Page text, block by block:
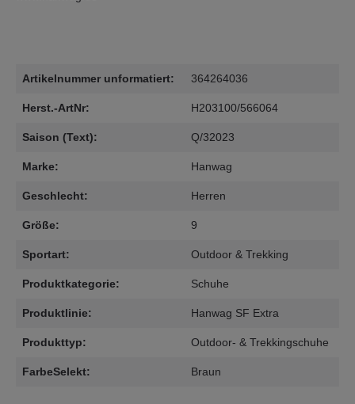
Artikelnummer unformatiert: 364264036
Herst.-ArtNr: H203100/566064
Saison (Text): Q/32023
Marke: Hanwag
Geschlecht: Herren
Größe: 9
Sportart: Outdoor & Trekking
Produktkategorie: Schuhe
Produktlinie: Hanwag SF Extra
Produkttyp: Outdoor- & Trekkingschuhe
FarbeSelekt: Braun